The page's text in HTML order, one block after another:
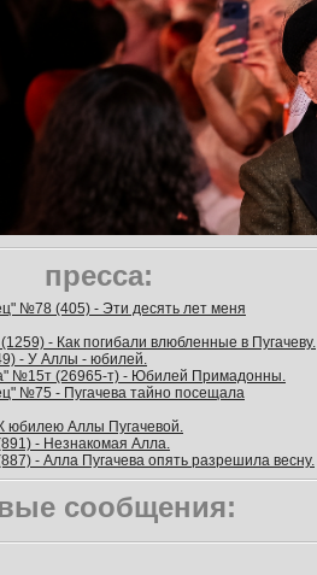
пресса:
№78 (405) - Эти десять лет меня
- Как погибали влюбленные в Пугачеву.
- У Аллы - юбилей.
№15т (26965-т) - Юбилей Примадонны.
№75 - Пугачева тайно посещала
юбилею Аллы Пугачевой.
- Незнакомая Алла.
- Алла Пугачева опять разрешила весну.
сообщения: